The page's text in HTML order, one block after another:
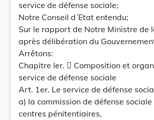
service de défense sociale;
Notre Conseil d´Etat entendu;
Sur le rapport de Notre Ministre de
après délibération du
Arrêtons:
Chapitre Ier.  Composition et
service de défense sociale
Art. 1er. Le service de défense
a) la commission de défense sociale
centres pénitentiaires,